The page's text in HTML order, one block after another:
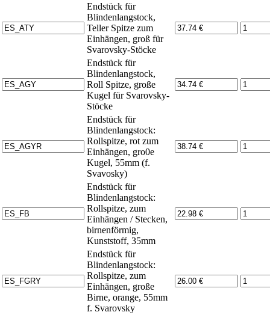
Endstück für
Blindenlangstock,
Teller Spitze zum
Einhängen, groß für
Svarovsky-Stöcke
Endstück für
Blindenlangstock,
Roll Spitze, große
Kugel für Svarovsky-
Stöcke
Endstück für
Blindenlangstock:
Rollspitze, rot zum
Einhängen, gro0e
Kugel, 55mm (f.
Svavosky)
Endstück für
Blindenlangstock:
Rollspitze, zum
Einhängen / Stecken,
birnenförmig,
Kunststoff, 35mm
Endstück für
Blindenlangstock:
Rollspitze, zum
Einhängen, große
Birne, orange, 55mm
f. Svarovsky